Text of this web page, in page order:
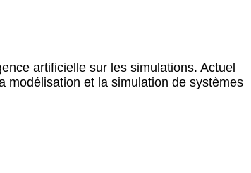
artificielle sur les simulations. Actuel
modélisation et la simulation de systèmes